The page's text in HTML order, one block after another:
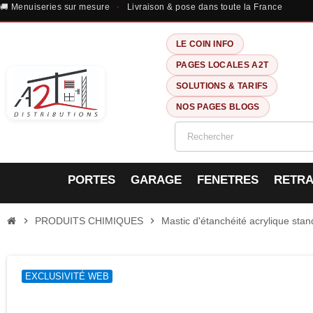
🚚 Menuiseries sur mesure · Livraison & pose dans toute la France
LE COIN INFO
PAGES LOCALES A2T
SOLUTIONS & TARIFS
NOS PAGES BLOGS
PORTES GARAGE FENETRES
chevron_right PRODUITS CHIMIQUES chevron_right Mastic d'étanchéité acrylique
EXCLUSIVITÉ WEB